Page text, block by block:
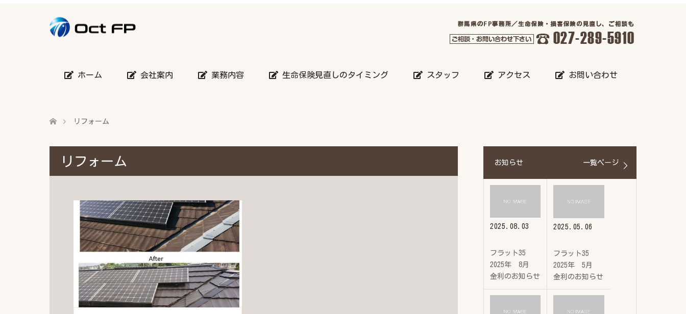
ホーム 会社案内 業務内容 生命保険見直しのタイミング スタッフ アクセス お問い合わせ
リフォーム
リフォーム お知らせ 一覧ページ
2025.08.03
フラット35
2025年 8月
金利のお知らせ
2025.05.06
フラット35
2025年 5月
金利のお知らせ